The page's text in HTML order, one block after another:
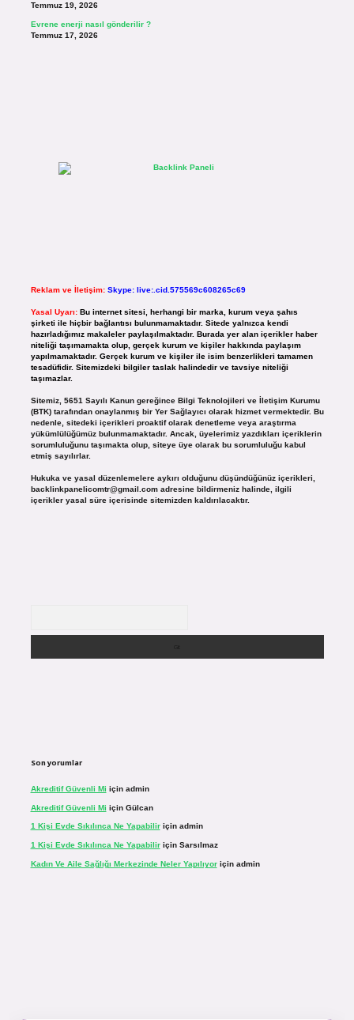
Temmuz 19, 2026
Evrene enerji nasıl gönderilir ?
Temmuz 17, 2026
Reklam ve İletişim: Skype: live:.cid.575569c608265c69
Yasal Uyarı: Bu internet sitesi, herhangi bir marka, kurum veya şahıs
şirketi ile hiçbir bağlantısı bulunmamaktadır. Sitede yalnızca kendi
hazırladığımız makaleler paylaşılmaktadır. Burada yer alan içerikler haber
niteliği taşımamakta olup, gerçek kurum ve kişiler hakkında paylaşım
yapılmamaktadır. Gerçek kurum ve kişiler ile isim benzerlikleri tamamen
tesadüfidir. Sitemizdeki bilgiler taslak halindedir ve tavsiye niteliği
taşımazlar.
Sitemiz, 5651 Sayılı Kanun gereğince Bilgi Teknolojileri ve İletişim Kurumu
(BTK) tarafından onaylanmış bir Yer Sağlayıcı olarak hizmet vermektedir. Bu
nedenle, sitedeki içerikleri proaktif olarak denetleme veya araştırma
yükümlülüğümüz bulunmamaktadır. Ancak, üyelerimiz yazdıkları içeriklerin
sorumluluğunu taşımakta olup, siteye üye olarak bu sorumluluğu kabul
etmiş sayılırlar.
Hukuka ve yasal düzenlemelere aykırı olduğunu düşündüğünüz içerikleri,
backlinkpanelicomtr@gmail.comadresine bildirmeniz halinde, ilgili
içerikler yasal süre içerisinde sitemizden kaldırılacaktır.
Son yorumlar
Akreditif Güvenli Mi için admin
Akreditif Güvenli Mi için Gülcan
1 Kişi Evde Sıkılınca Ne Yapabiliriçin admin
1 Kişi Evde Sıkılınca Ne Yapabiliriçin Sarsılmaz
Kadın Ve Aile Sağlığı Merkezinde Neler Yapılıyoriçin admin